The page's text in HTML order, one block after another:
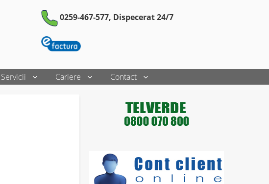
0259-467-577, Dispecerat 24/7
Servicii Cariere Contact